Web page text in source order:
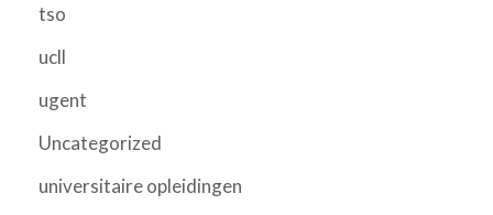
tso
ucll
ugent
Uncategorized
universitaire opleidingen